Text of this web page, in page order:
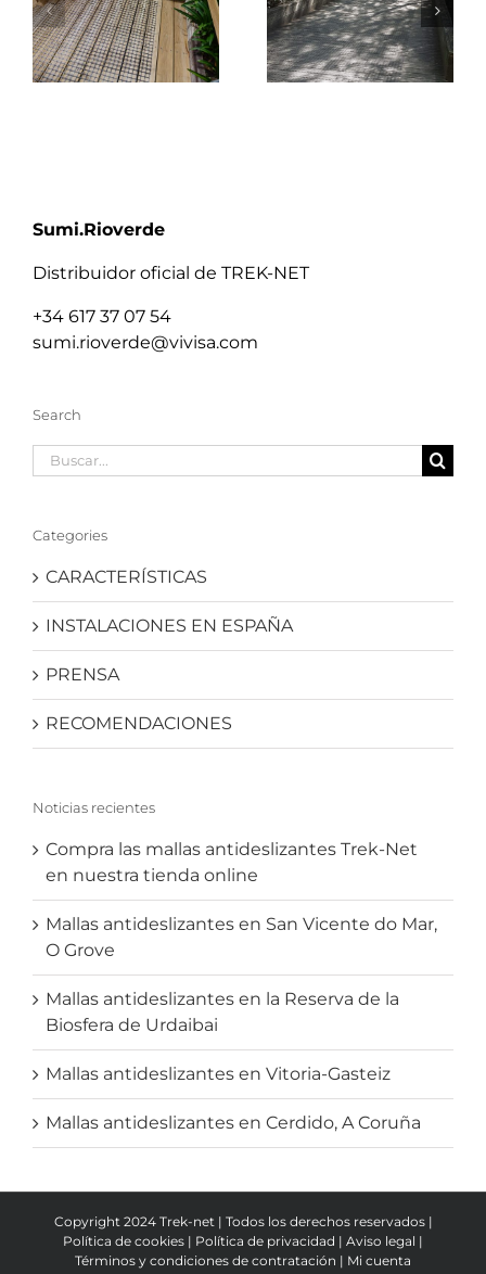
Sumi.Rioverde
Distribuidor oficial de TREK-NET
+34 617 37 07 54
sumi.rioverde@vivisa.com
Search
Buscar:
Categories
CARACTERÍSTICAS
INSTALACIONES EN ESPAÑA
PRENSA
RECOMENDACIONES
Noticias recientes
Compra las mallas antideslizantes Trek-Net
en nuestra tienda online
Mallas antideslizantes en San Vicente do Mar,
O Grove
Mallas antideslizantes en la Reserva de la
Biosfera de Urdaibai
Mallas antideslizantes en Vitoria-Gasteiz
Mallas antideslizantes en Cerdido, A Coruña
Copyright 2024 Trek-net | Todos los derechos reservados |
Política de cookies | Política de privacidad | Aviso legal |
Términos y condiciones de contratación | Mi cuenta